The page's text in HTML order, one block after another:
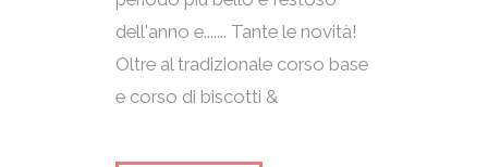
dell'anno e....... Tante le novità!
Oltre al tradizionale corso base
e corso di biscotti &